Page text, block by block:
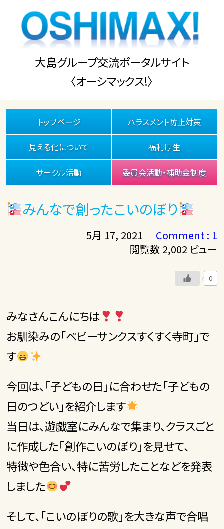
大島グループ交流ポータルサイト
〈オーシマックス!〉
トップページ ハラスメント防止対策
見える化について 福利厚生
サークル活動 委員会活動・補助金制度
みんなで創ったこいのぼり
5月 17, 2021
Comment : 1
閲覧数 2,002 ビュー
0
みなさんこんにちは
お馴染みの「ベビーサンクスすくすく寺町」で
す
今回は、「子どもの日」に合わせた「子どもの
日のつどい」を紹介します
当日は、遊戯室にみんなで集まり、クラスごと
に作成した「創作こいのぼり」を見せて、
特徴や色合い、特に苦労したことなどを発表
しました
そして、「こいのぼりの歌」を大きな声で合唱